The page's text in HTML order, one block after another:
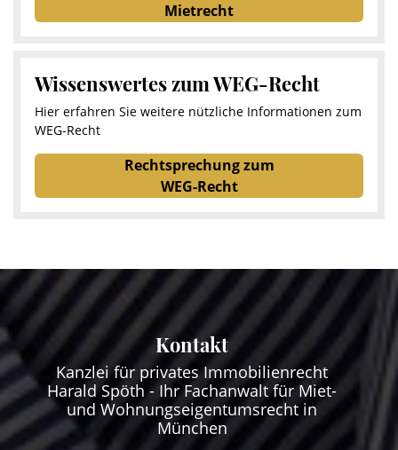
Mietrecht
Wissenswertes zum WEG-Recht
Hier erfahren Sie weitere nützliche Informationen zum
WEG-Recht
Rechtsprechung zum
WEG-Recht
Kontakt
Kanzlei für privates Immobilienrecht
Harald Spöth - Ihr Fachanwalt für Miet-
und Wohnungseigentumsrecht in
München